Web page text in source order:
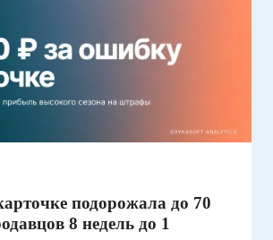
подорожала до 70
8 недель до 1